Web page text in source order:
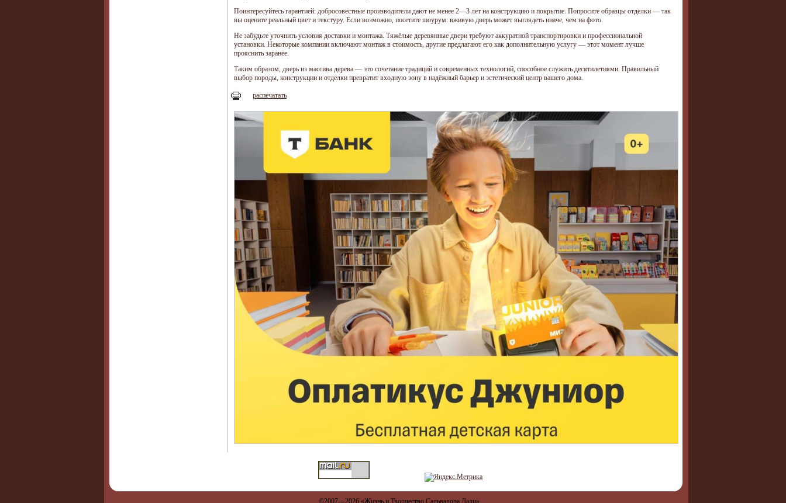
Поинтересуйтесь гарантией: добросовестные производители дают не менее 2—3 лет на конструкцию и покрытие. Попросите образцы отделки — так
вы оцените реальный цвет и текстуру. Если возможно, посетите шоурум: вживую дверь может выглядеть иначе, чем на фото.
Не забудьте уточнить условия доставки и монтажа. Тяжёлые деревянные двери требуют аккуратной транспортировки и профессиональной
установки. Некоторые компании включают монтаж в стоимость, другие предлагают его как дополнительную услугу — этот момент лучше
прояснить заранее.
Таким образом, дверь из массива дерева — это сочетание традиций и современных технологий, способное служить десятилетиями. Правильный
выбор породы, конструкции и отделки превратит входную зону в надёжный барьер и эстетический центр вашего дома.
распечатать
©2007—2026 «Жизнь и Творчество Сальвадора Дали»